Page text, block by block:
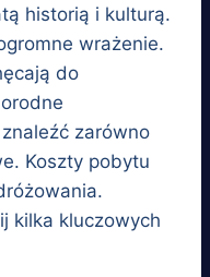
historią i kulturą.
wrażenie.
do
zarówno
Koszty pobytu
kilka kluczowych